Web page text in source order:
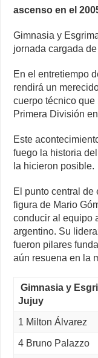
ascenso en el
Gimnasia y
jornada cargada
En el entretiempo
rendirá un
cuerpo técnico
Primera División
Este
fuego la historia
la hicieron posible.
El punto central de
figura de Mario
conducir al equipo
argentino. Su
fueron pilares
aún resuena en la
Gimnasia y
Jujuy
1 Milton Álvarez
4 Bruno Palazzo